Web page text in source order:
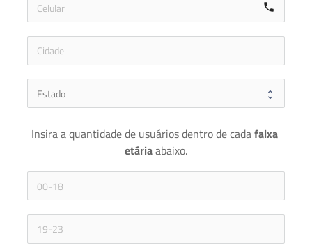
call
Insira a quantidade de usuários dentro de cada faixa
etária abaixo.